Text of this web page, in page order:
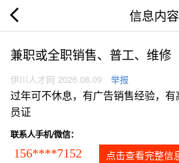
信息内容
兼职或全职销售、普工、维修
伊川人才网 2026.08.09 举报
过年可不休息，有广告销售经验，
员证
联系人手机/微信：
156****7152 点击查看完整信